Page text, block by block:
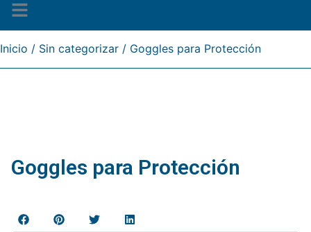
Inicio / Sin categorizar / Goggles para Protección
Goggles para Protección